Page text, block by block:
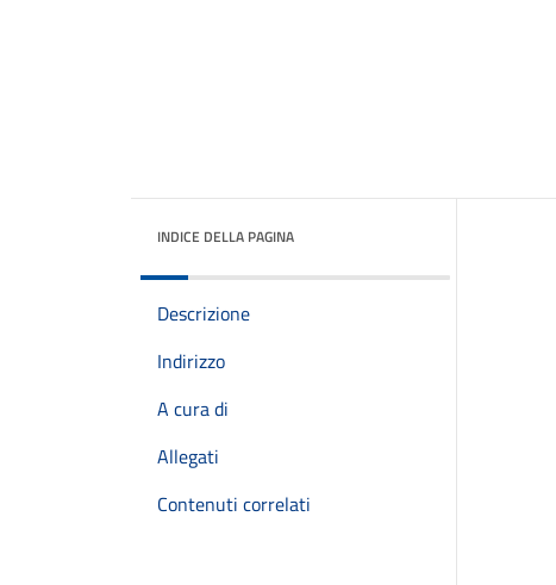
INDICE DELLA PAGINA
Descrizione
Indirizzo
A cura di
Allegati
Contenuti correlati